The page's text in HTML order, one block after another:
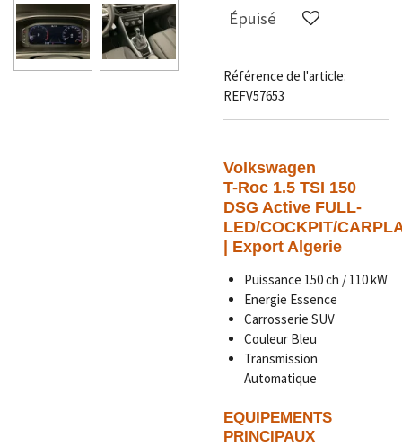
Épuisé
Référence de l'article:
REFV57653
Volkswagen
T-Roc 1.5 TSI 150
DSG Active FULL-
LED/COCKPIT/
| Export Algerie
Puissance 150 ch / 110 kW
Energie Essence
Carrosserie SUV
Couleur Bleu
Transmission
Automatique
EQUIPEMENTS
PRINCIPAUX